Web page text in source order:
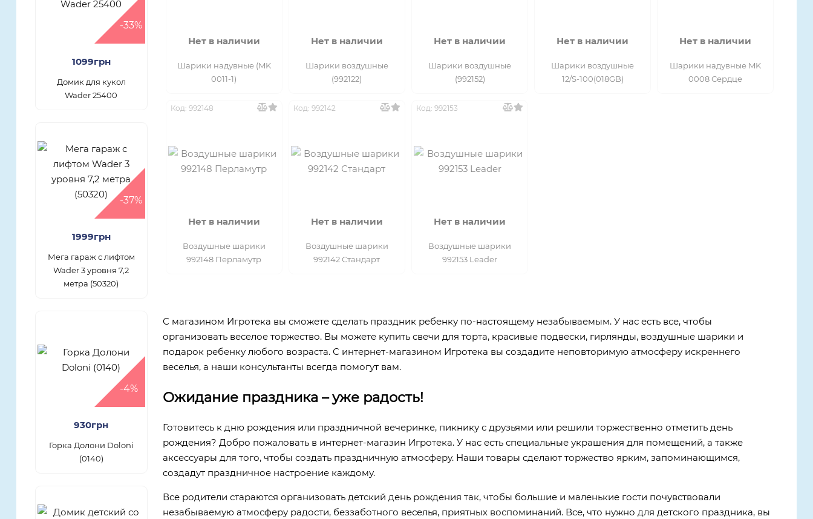
-33%
1099грн
Домик для кукол
Wader 25400
-37%
1999грн
Мега гараж с лифтом
Wader 3 уровня 7,2
метра (50320)
-4%
930грн
Горка Долони Doloni
(0140)
Нет в наличии
Шарики надувные (MK
0011-1)
Нет в наличии
Шарики воздушные
(992122)
Нет в наличии
Шарики воздушные
(992152)
Нет в наличии
Шарики воздушные
12/S-100(018GB)
Нет в наличии
Шарики надувные MK
0008 Сердце
Код: 992148
Нет в наличии
Воздушные шарики
992148 Перламутр
Код: 992142
Нет в наличии
Воздушные шарики
992142 Стандарт
Код: 992153
Нет в наличии
Воздушные шарики
992153 Leader
С магазином Игротека вы сможете сделать праздник ребенку по-настоящему незабываемым. У нас есть все, чтобы
организовать веселое торжество. Вы можете купить свечи для торта, красивые подвески, гирлянды, воздушные шарики и
подарок ребенку любого возраста. С интернет-магазином Игротека вы создадите неповторимую атмосферу искреннего
веселья, а наши консультанты всегда помогут вам.
Ожидание праздника – уже радость!
Готовитесь к дню рождения или праздничной вечеринке, пикнику с друзьями или решили торжественно отметить день
рождения? Добро пожаловать в интернет-магазин Игротека. У нас есть специальные украшения для помещений, а также
аксессуары для того, чтобы создать праздничную атмосферу. Наши товары сделают торжество ярким, запоминающимся,
создадут праздничное настроение каждому.
Все родители стараются организовать детский день рождения так, чтобы большие и маленькие гости почувствовали
незабываемую атмосферу радости, беззаботного веселья, приятных воспоминаний. Все, что нужно для детского праздника, вы